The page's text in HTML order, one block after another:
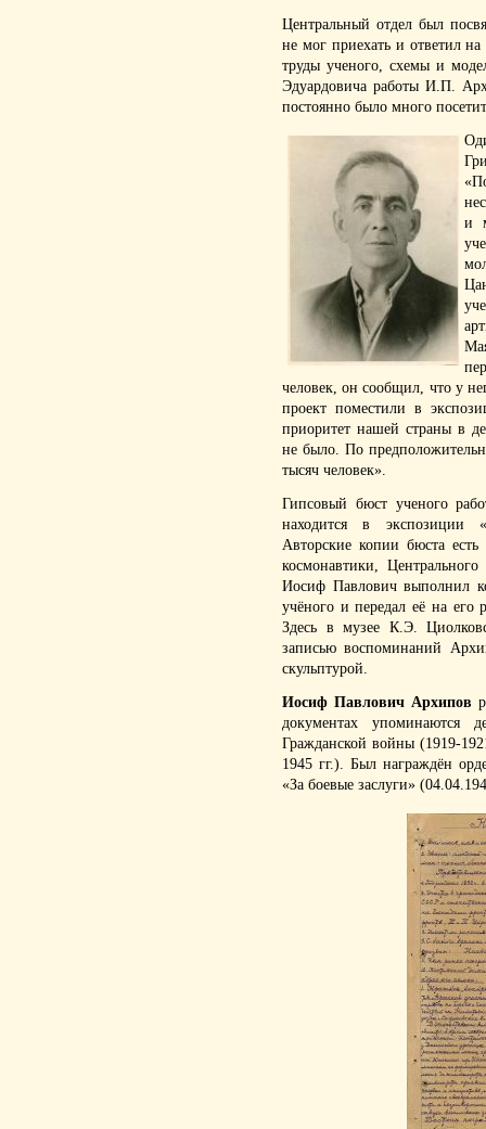
Центральный отдел был
не мог приехать и ответил
труды ученого, схемы и
Эдуардовича работы И.П.
постоянно было много
и
человек, он сообщил, что у
проект поместили в
приоритет нашей страны в
не было. По
тысяч человек».
Гипсовый бюст ученого
находится в экспозиции
Авторские копии бюста
космонавтики,
Иосиф Павлович выполнил
учёного и передал её на его
Здесь в музее К.Э.
записью воспоминаний
скульптурой.
Иосиф Павлович Архипов
документах упоминаются
Гражданской войны (1919-
1945 гг.). Был награждён
«За боевые заслуги»